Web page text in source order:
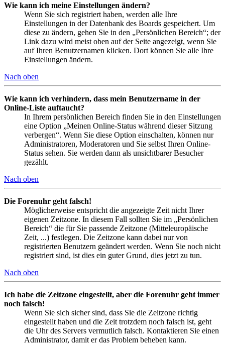
Wie kann ich meine Einstellungen ändern?
Wenn Sie sich registriert haben, werden alle Ihre
Einstellungen in der Datenbank des Boards gespeichert. Um
diese zu ändern, gehen Sie in den „Persönlichen Bereich“; der
Link dazu wird meist oben auf der Seite angezeigt, wenn Sie
auf Ihren Benutzernamen klicken. Dort können Sie alle Ihre
Einstellungen ändern.
Nach oben
Wie kann ich verhindern, dass mein Benutzername in der
Online-Liste auftaucht?
In Ihrem persönlichen Bereich finden Sie in den Einstellungen
eine Option „Meinen Online-Status während dieser Sitzung
verbergen“. Wenn Sie diese Option einschalten, können nur
Administratoren, Moderatoren und Sie selbst Ihren Online-
Status sehen. Sie werden dann als unsichtbarer Besucher
gezählt.
Nach oben
Die Forenuhr geht falsch!
Möglicherweise entspricht die angezeigte Zeit nicht Ihrer
eigenen Zeitzone. In diesem Fall sollten Sie im „Persönlichen
Bereich“ die für Sie passende Zeitzone (Mitteleuropäische
Zeit, ...) festlegen. Die Zeitzone kann dabei nur von
registrierten Benutzern geändert werden. Wenn Sie noch nicht
registriert sind, ist dies ein guter Grund, dies jetzt zu tun.
Nach oben
Ich habe die Zeitzone eingestellt, aber die Forenuhr geht immer
noch falsch!
Wenn Sie sich sicher sind, dass Sie die Zeitzone richtig
eingestellt haben und die Zeit trotzdem noch falsch ist, geht
die Uhr des Servers vermutlich falsch. Kontaktieren Sie einen
Administrator, damit er das Problem beheben kann.